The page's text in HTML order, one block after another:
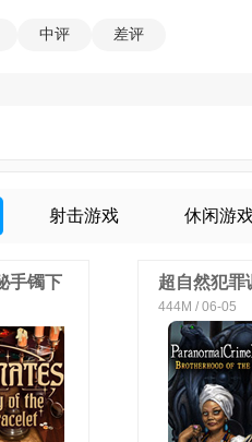
中评 差评
射击游戏 休闲游
手镯下
超自然犯罪
月蛇兄弟中
444M / 06-05